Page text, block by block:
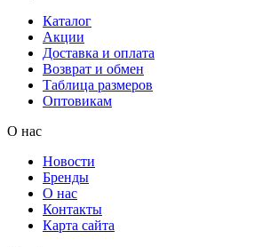
Каталог
Акции
Доставка и оплата
Возврат и обмен
Таблица размеров
Оптовикам
О нас
Новости
Бренды
О нас
Контакты
Карта сайта